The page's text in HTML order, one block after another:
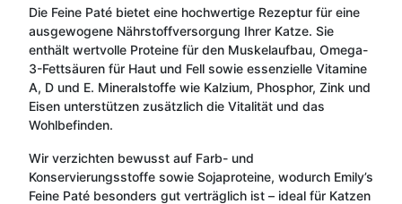
Die Feine Paté bietet eine hochwertige Rezeptur für eine
ausgewogene Nährstoffversorgung Ihrer Katze. Sie
enthält wertvolle Proteine für den Muskelaufbau, Omega-
3-Fettsäuren für Haut und Fell sowie essenzielle Vitamine
A, D und E. Mineralstoffe wie Kalzium, Phosphor, Zink und
Eisen unterstützen zusätzlich die Vitalität und das
Wohlbefinden.
Wir verzichten bewusst auf Farb- und
Konservierungsstoffe sowie Sojaproteine, wodurch Emily’s
Feine Paté besonders gut verträglich ist – ideal für Katzen